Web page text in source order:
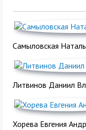
Самыловская
Литвинов Даниил
Хорева Евгения